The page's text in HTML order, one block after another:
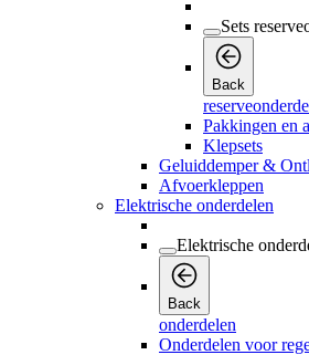
Sets
Back
Pakkingen en
Klepsets
Geluiddemper &
Afvoerkleppen
Elektrische onderdelen
Elektrische
Back
onderdelen
Onderdelen voor